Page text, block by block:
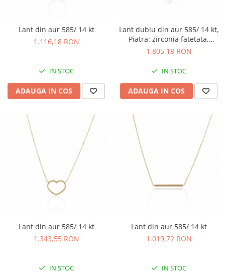
Lant din aur 585/ 14 kt
1.116,18 RON
IN STOC
ADAUGA IN COS
Lant dublu din aur 585/ 14 kt,
Piatra: zirconia fatetata,
Culoare: transparenta,
1.805,18 RON
IN STOC
ADAUGA IN COS
Lant din aur 585/ 14 kt
1.343,55 RON
IN STOC
Lant din aur 585/ 14 kt
1.019,72 RON
IN STOC